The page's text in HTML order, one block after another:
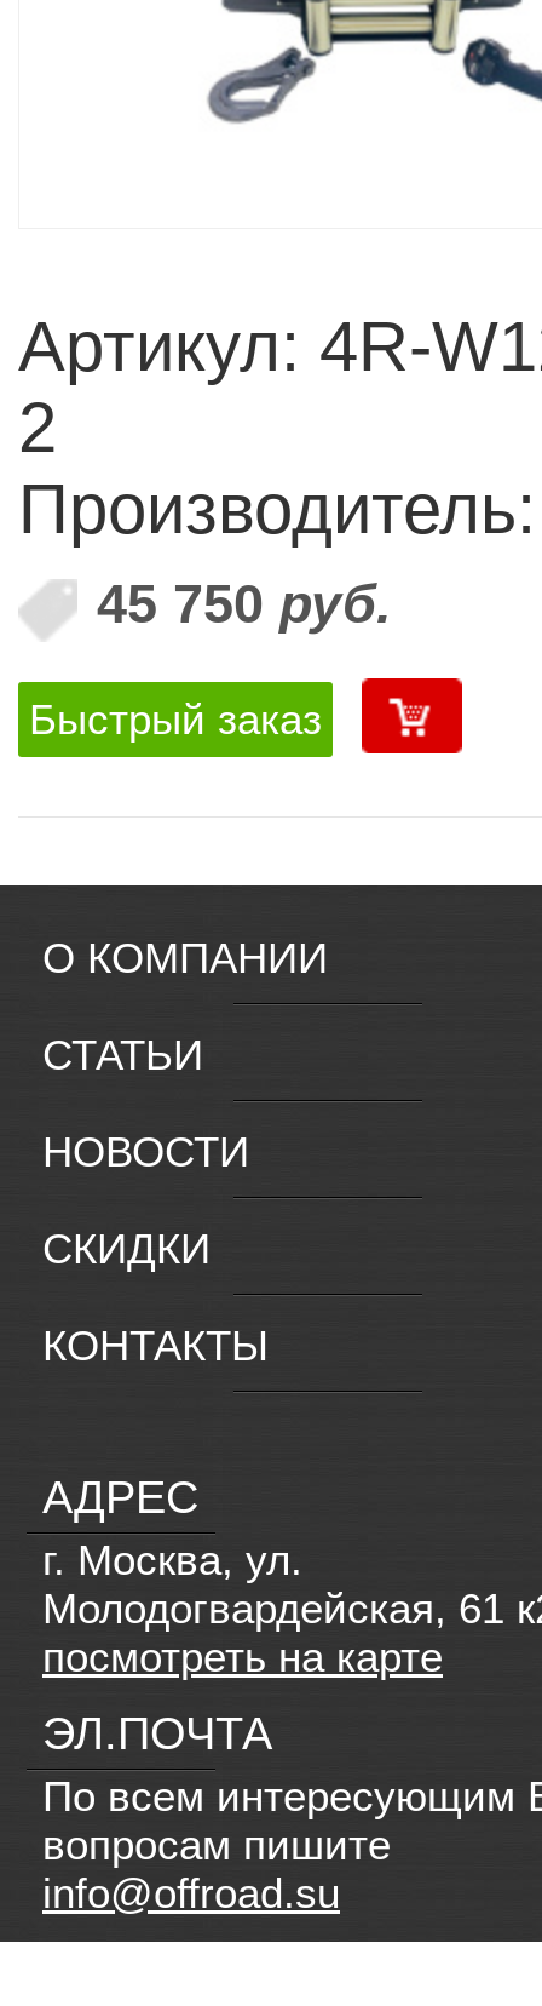
Артикул: 4R-
2
45 750 руб.
Быстрый заказ
О КОМПАНИИ
СТАТЬИ
НОВОСТИ
СКИДКИ
КОНТАКТЫ
АДРЕС
г. Москва, ул.
Молодогвардейская, 61
посмотреть на карте
ЭЛ.ПОЧТА
По всем интересующим
вопросам пишите
info@offroad.su